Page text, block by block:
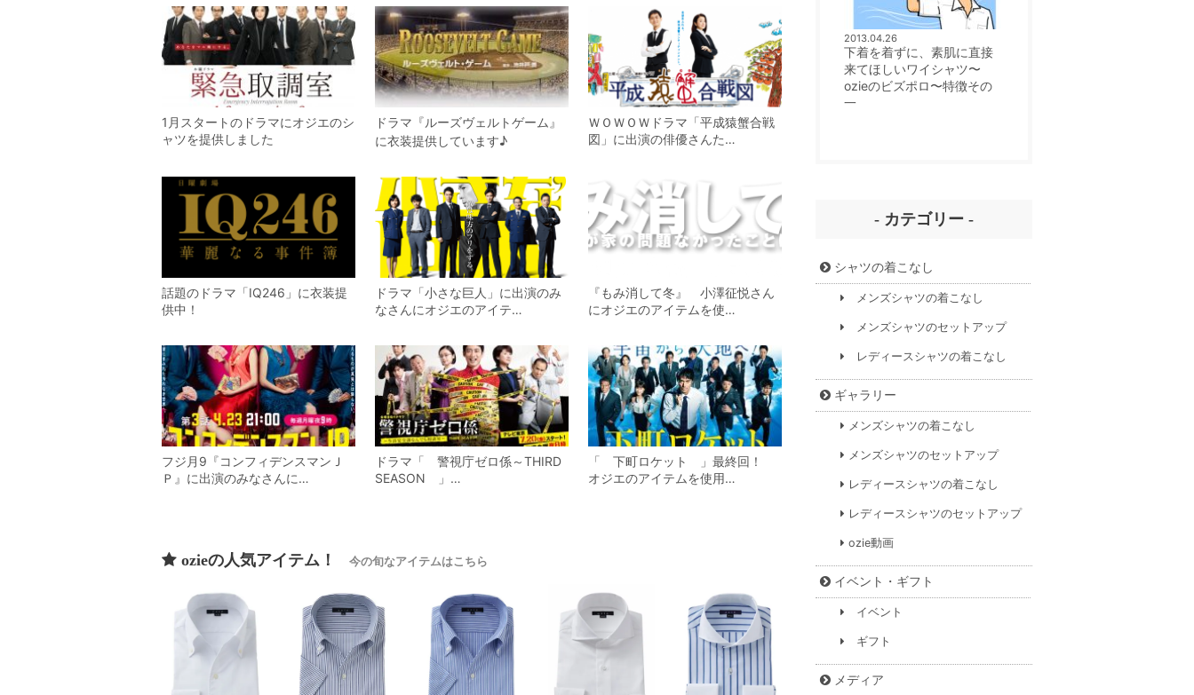
1月スタートのドラマにオジエのシ
ャツを提供しました
ドラマ『ルーズヴェルトゲーム』
に衣装提供しています♪
ＷＯＷＯＷドラマ「平成猿蟹合戦
図」に出演の俳優さんた…
話題のドラマ「IQ246」に衣装提
供中！
ドラマ「小さな巨人」に出演のみ
なさんにオジエのアイテ…
『もみ消して冬』 小澤征悦さん
にオジエのアイテムを使…
フジ月9『コンフィデンスマンＪ
Ｐ』に出演のみなさんに…
ドラマ「 警視庁ゼロ係～THIRD
SEASON 」…
「 下町ロケット 」最終回！
オジエのアイテムを使用…
ozieの人気アイテム！ 今の旬なアイテムはこちら
2013.04.26
下着を着ずに、素肌に直接
来てほしいワイシャツ〜
ozieのビズポロ〜特徴その
一
- カテゴリー -
シャツの着こなし
メンズシャツの着こなし
メンズシャツのセットアップ
レディースシャツの着こなし
ギャラリー
メンズシャツの着こなし
メンズシャツのセットアップ
レディースシャツの着こなし
レディースシャツのセットアップ
ozie動画
イベント・ギフト
イベント
ギフト
メディア